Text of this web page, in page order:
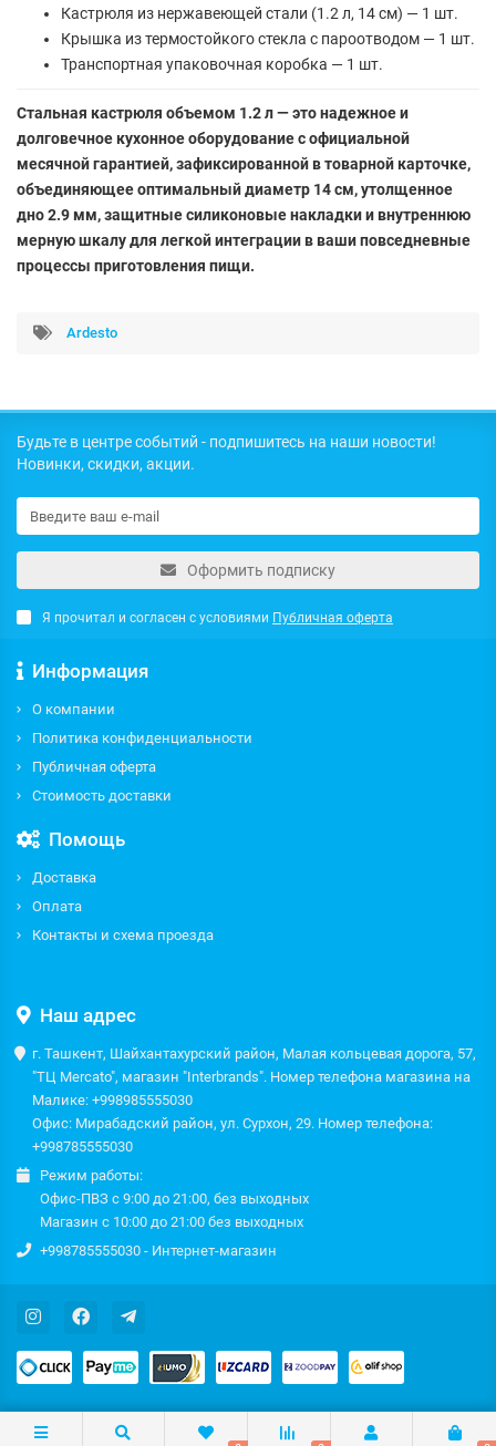
Кастрюля из нержавеющей стали (1.2 л, 14 см) — 1 шт.
Крышка из термостойкого стекла с пароотводом — 1 шт.
Транспортная упаковочная коробка — 1 шт.
Стальная кастрюля объемом 1.2 л — это надежное и
долговечное кухонное оборудование с официальной
месячной гарантией, зафиксированной в товарной карточке,
объединяющее оптимальный диаметр 14 см, утолщенное
дно 2.9 мм, защитные силиконовые накладки и внутреннюю
мерную шкалу для легкой интеграции в ваши повседневные
процессы приготовления пищи.
Ardesto
Будьте в центре событий - подпишитесь на наши новости!
Новинки, скидки, акции.
Оформить подписку
Я прочитал и согласен с условиями Публичная оферта
Информация
О компании
Политика конфиденциальности
Публичная оферта
Стоимость доставки
Помощь
Доставка
Оплата
Контакты и схема проезда
Наш адрес
г. Ташкент, Шайхантахурский район, Малая кольцевая дорога, 57,
"ТЦ Mercato", магазин "Interbrands". Номер телефона магазина на
Малике: +998985555030
Офис: Мирабадский район, ул. Сурхон, 29. Номер телефона:
+998785555030
Режим работы:
Офис-ПВЗ с 9:00 до 21:00, без выходных
Магазин с 10:00 до 21:00 без выходных
+998785555030 - Интернет-магазин